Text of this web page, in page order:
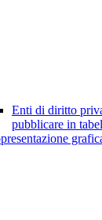
Enti di diritto
pubblicare in